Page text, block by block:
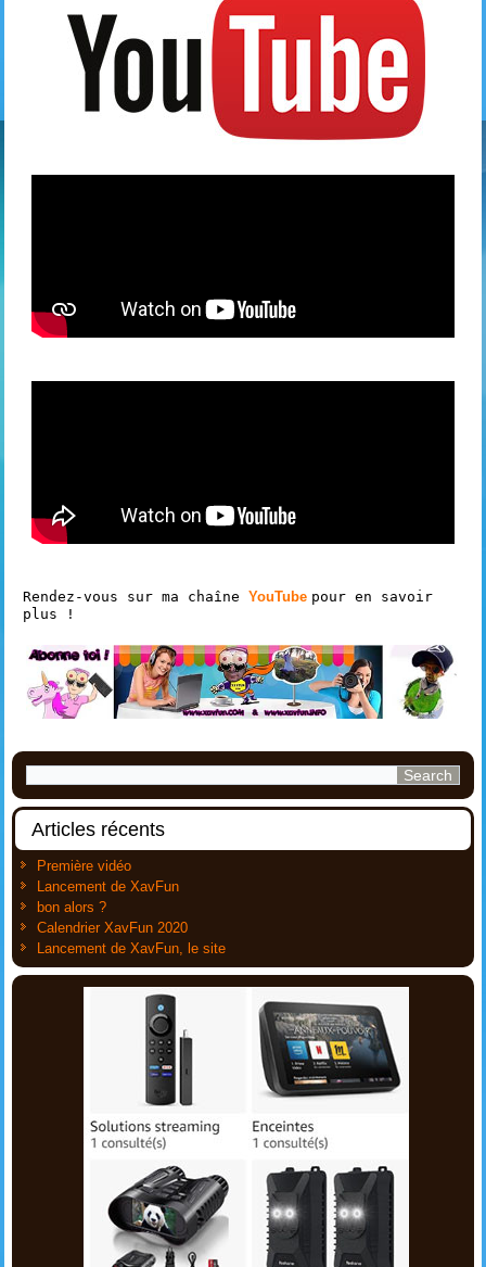
Rendez-vous sur ma chaîne YouTube pour en savoir
plus !
Articles récents
Première vidéo
Lancement de XavFun
bon alors ?
Calendrier XavFun 2020
Lancement de XavFun, le site